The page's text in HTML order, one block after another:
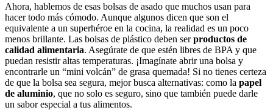
Ahora,⁢ hablemos de esas ‍bolsas‍ de⁤ asado que muchos ⁤usan para
hacer todo ‍más cómodo.⁤ Aunque algunos‌ dicen que​ son⁣ el⁢
equivalente ‌a un superhéroe en la cocina, la ‍realidad es​ un poco‌
menos⁣ brillante. ‍Las bolsas ‍de plástico deben serproductos de
calidad alimentaria. Asegúrate de que ⁢estén libres ​de‌ BPA⁣ y que
puedan resistir altas temperaturas. ¡Imagínate abrir una‌ bolsa ⁢y‌
encontrarle⁣ un “mini volcán” de grasa quemada! Si no tienes certeza
de que la bolsa‌ sea⁢ segura, mejor busca‍ alternativas: como ⁢la papel
⁣de aluminio, que no solo es ‌seguro,​ sino que también ⁣puede darle
‍un sabor especial ​a⁤ tus​ alimentos.